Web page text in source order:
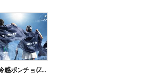
暑さ対策におすすめ!冷感ポンチョ(ZAMST)